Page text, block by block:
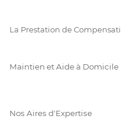
La Prestation de
Maintien et Aide à Domicile
Nos Aires d'Expertise